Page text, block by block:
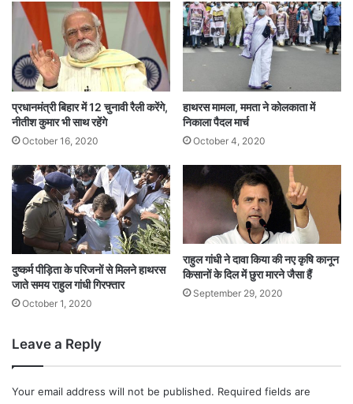
प्रधानमंत्री बिहार में 12 चुनावी रैली करेंगे,
नीतीश कुमार भी साथ रहेंगे
October 16, 2020
हाथरस मामला, ममता ने कोलकाता में
निकाला पैदल मार्च
October 4, 2020
दुष्कर्म पीड़िता के परिजनों से मिलने हाथरस
जाते समय राहुल गांधी गिरफ्तार
October 1, 2020
राहुल गांधी ने दावा किया की नए कृषि कानून
किसानों के दिल में छुरा मारने जैसा हैं
September 29, 2020
Leave a Reply
Your email address will not be published. Required fields are